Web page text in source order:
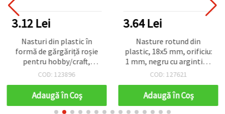
3.12 Lei
Nasturi din plastic în
formă de gărgăriță roșie
pentru hobby/craft,
accesorii și decorațiuni
1 mm – 20 bucăți
COD: 123896
Adaugă în Coş
3.64 Lei
Nasture rotund din
plastic, 18x5 mm, orificiu:
1 mm, negru cu argintiu -
10 bucăți
COD: 127621
Adaugă în Coş